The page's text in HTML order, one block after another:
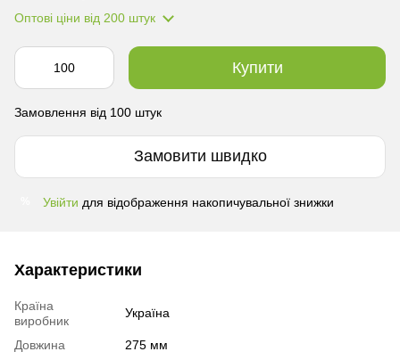
Оптові ціни від 200 штук
Купити
Замовлення від 100 штук
Замовити швидко
Увійти для відображення накопичувальної знижки
Характеристики
Країна
виробник
Україна
Довжина
275 мм